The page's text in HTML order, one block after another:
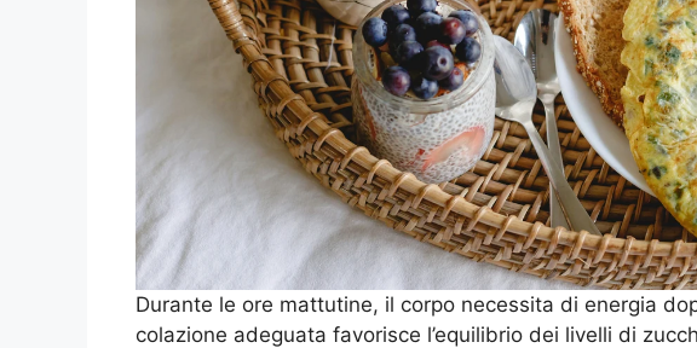
Durante le ore mattutine, il corpo necessita di energia
colazione adeguata favorisce l’equilibrio dei livelli di